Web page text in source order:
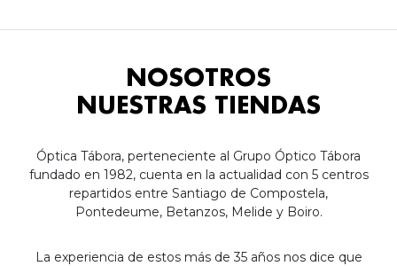
NOSOTROS
NUESTRAS TIENDAS
Óptica Tábora, perteneciente al Grupo Óptico Tábora
fundado en 1982, cuenta en la actualidad con 5 centros
repartidos entre Santiago de Compostela,
Pontedeume, Betanzos, Melide y Boiro.
La experiencia de estos más de 35 años nos dice que